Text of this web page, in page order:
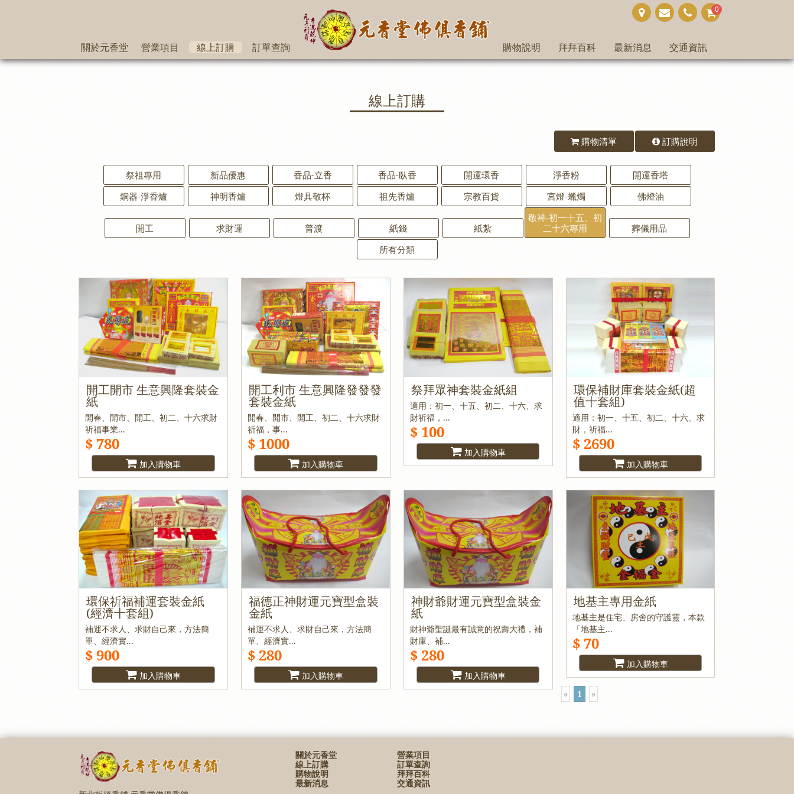
關於元香堂 營業項目 線上訂購 訂單查詢 購物說明 拜拜百科 最新消息 交通資訊
0
線上訂購
購物清單 訂購說明
祭祖專用 新品優惠 香品-立香 香品-臥香 開運環香 淨香粉
開運香塔
銅器-淨香爐
神明香爐 燈具敬杯 祖先香爐 宗教百貨 宮燈-蠟燭 佛燈油
開工 求財運 普渡 紙錢 紙紮
敬神-初一十五、初
二十六專用
葬儀用品
所有分類
開工開市 生意興隆套裝金
紙
開春、開市、開工、初二、十六求財
祈福事業...
$ 780
加入購物車
開工利市 生意興隆發發發
套裝金紙
開春、開市、開工、初二、十六求財
祈福，事...
$ 1000
加入購物車
祭拜眾神套裝金紙組
適用：初一、十五、初二、十六、求
財祈福，...
$ 100
加入購物車
環保補財庫套裝金紙(超
值十套組)
適用：初一、十五、初二、十六、求
財，祈福...
$ 2690
加入購物車
環保祈福補運套裝金紙
(經濟十套組)
補運不求人、求財自己來，方法簡
單、經濟實...
$ 900
加入購物車
福德正神財運元寶型盒裝
金紙
補運不求人、求財自己來，方法簡
單、經濟實...
$ 280
加入購物車
神財爺財運元寶型盒裝金
紙
財神爺聖誕最有誠意的祝壽大禮，補
財庫、補...
$ 280
加入購物車
地基主專用金紙
地基主是住宅、房舍的守護靈，本款
「地基主...
$ 70
加入購物車
« 1 »
關於元香堂
營業項目
線上訂購
訂單查詢
購物說明
拜拜百科
最新消息
交通資訊